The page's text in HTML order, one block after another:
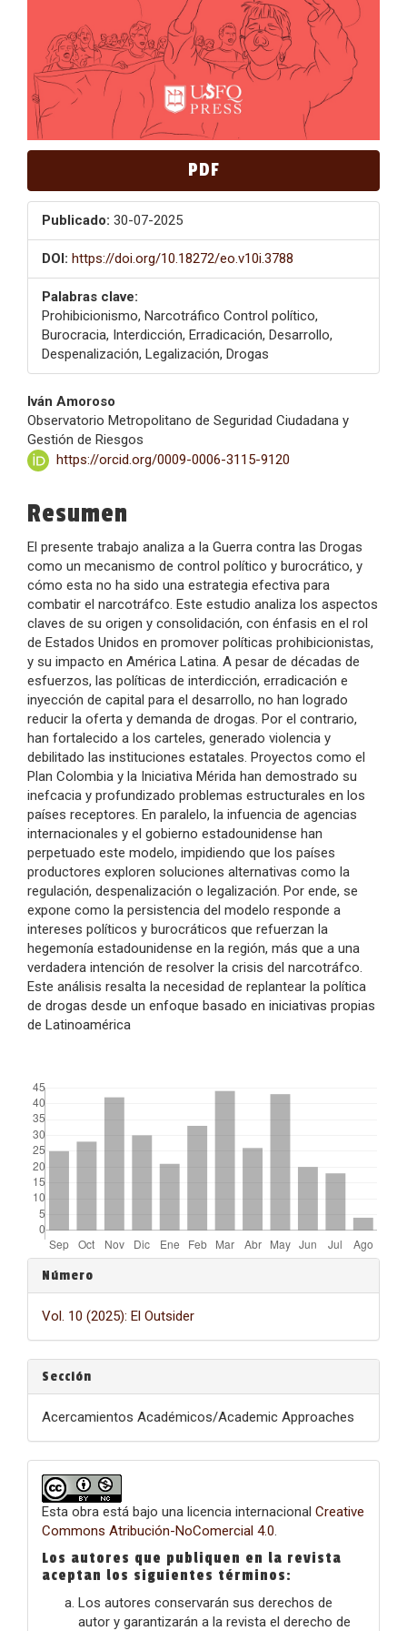
PDF
Publicado: 30-07-2025
DOI: https://doi.org/10.18272/eo.v10i.3788
Palabras clave:
Prohibicionismo, Narcotráfico Control político,
Burocracia, Interdicción, Erradicación, Desarrollo,
Despenalización, Legalización, Drogas
Contenido
principal
del
artículo
Iván Amoroso
Observatorio Metropolitano de Seguridad Ciudadana y
Gestión de Riesgos
https://orcid.org/0009-0006-3115-9120
Resumen
El presente trabajo analiza a la Guerra contra las Drogas
como un mecanismo de control político y burocrático, y
cómo esta no ha sido una estrategia efectiva para
combatir el narcotráfco. Este estudio analiza los aspectos
claves de su origen y consolidación, con énfasis en el rol
de Estados Unidos en promover políticas prohibicionistas,
y su impacto en América Latina. A pesar de décadas de
esfuerzos, las políticas de interdicción, erradicación e
inyección de capital para el desarrollo, no han logrado
reducir la oferta y demanda de drogas. Por el contrario,
han fortalecido a los carteles, generado violencia y
debilitado las instituciones estatales. Proyectos como el
Plan Colombia y la Iniciativa Mérida han demostrado su
inefcacia y profundizado problemas estructurales en los
países receptores. En paralelo, la infuencia de agencias
internacionales y el gobierno estadounidense han
perpetuado este modelo, impidiendo que los países
productores exploren soluciones alternativas como la
regulación, despenalización o legalización. Por ende, se
expone como la persistencia del modelo responde a
intereses políticos y burocráticos que refuerzan la
hegemonía estadounidense en la región, más que a una
verdadera intención de resolver la crisis del narcotráfco.
Este análisis resalta la necesidad de replantear la política
de drogas desde un enfoque basado en iniciativas propias
de Latinoamérica
Detalles
del
artículo
Número
Vol. 10 (2025): El Outsider
Sección
Acercamientos Académicos/Academic Approaches
Esta obra está bajo una licencia internacional Creative
Commons Atribución-NoComercial 4.0.
Los autores que publiquen en la revista
aceptan los siguientes términos:
Los autores conservarán sus derechos de
autor y garantizarán a la revista el derecho de